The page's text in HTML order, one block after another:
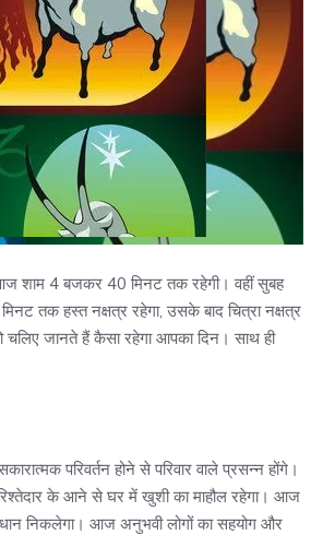
शाम 4 बजकर 40 मिनट तक रहेगी। वहीं सुबह
तक हस्त नक्षत्र रहेगा, उसके बाद चित्रा नक्षत्र
चलिए जानते हैं कैसा रहेगा आपका दिन। साथ ही
परिवर्तन होने से परिवार वाले प्रसन्न होंगे।
रिश्तेदार के आने से घर में खुशी का माहौल रहेगा। आज
निकलेगा। आज अनुभवी लोगों का सहयोग और